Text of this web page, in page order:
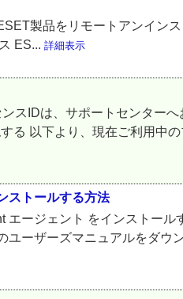
製品をリモートアンイン
ES... 詳細表示
スIDは、サポートセンター
以下より、現在ご利用中
ストールする方法
ージェント をインストール
ーザーズマニュアルをダウ